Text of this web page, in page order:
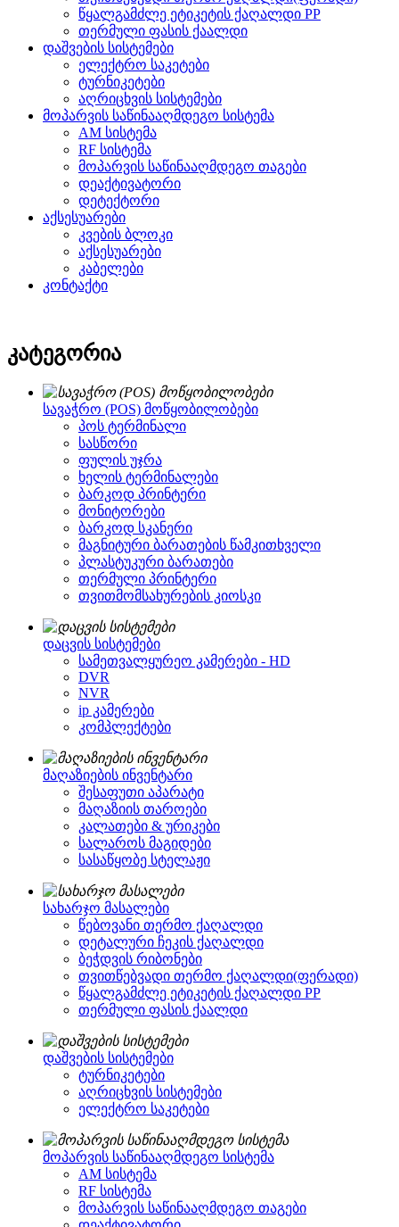
წყალგამძლე ეტიკეტის ქაღალდი PP
თერმული ფასის ქაალდი
დაშვების სისტემები
ელექტრო საკეტები
ტურნიკეტები
აღრიცხვის სისტემები
მოპარვის საწინააღმდეგო სისტემა
AM სისტემა
RF სისტემა
მოპარვის საწინააღმდეგო თაგები
დეაქტივატორი
დეტექტორი
აქსესუარები
კვების ბლოკი
აქსესუარები
კაბელები
კონტაქტი
კატეგორია
სავაჭრო (POS) მოწყობილობები
პოს ტერმინალი
სასწორი
ფულის უჯრა
ხელის ტერმინალები
ბარკოდ პრინტერი
მონიტორები
ბარკოდ სკანერი
მაგნიტური ბარათების წამკითხველი
პლასტუკური ბარათები
თერმული პრინტერი
თვითმომსახურების კიოსკი
დაცვის სისტემები
სამეთვალყურეო კამერები - HD
DVR
NVR
ip კამერები
კომპლექტები
მაღაზიების ინვენტარი
შესაფუთი აპარატი
მაღაზიის თაროები
კალათები & ურიკები
სალაროს მაგიდები
სასაწყობე სტელაჟი
სახარჯო მასალები
წებოვანი თერმო ქაღალდი
დეტალური ჩეკის ქაღალდი
ბეჭდვის რიბონები
თვითწებვადი თერმო ქაღალდი(ფერადი)
წყალგამძლე ეტიკეტის ქაღალდი PP
თერმული ფასის ქაალდი
დაშვების სისტემები
ტურნიკეტები
აღრიცხვის სისტემები
ელექტრო საკეტები
მოპარვის საწინააღმდეგო სისტემა
AM სისტემა
RF სისტემა
მოპარვის საწინააღმდეგო თაგები